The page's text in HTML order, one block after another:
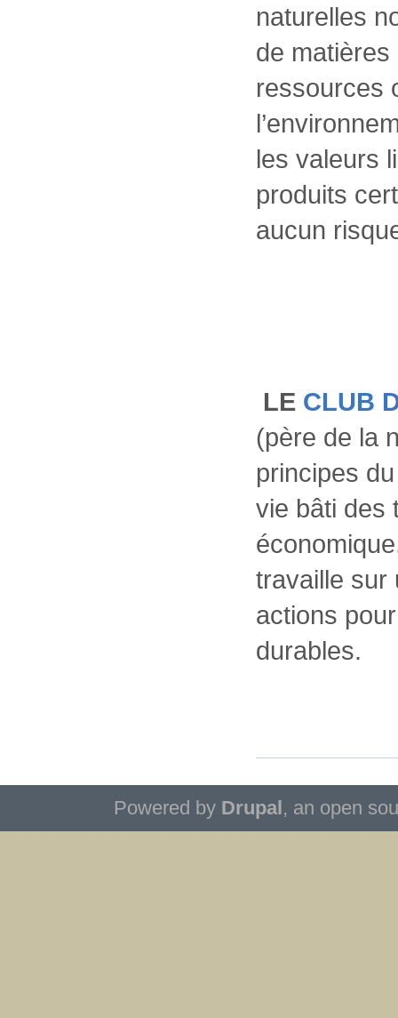
naturelles
de
ressources
les valeurs
produits
aucun
LE CLUB
(père de la
principes
vie bâti des
travaille sur
actions
durables.
Powered by Drupal, an open